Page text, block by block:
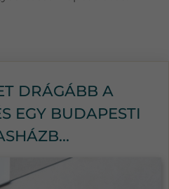
DRÁGÁBB A
EGY BUDAPESTI